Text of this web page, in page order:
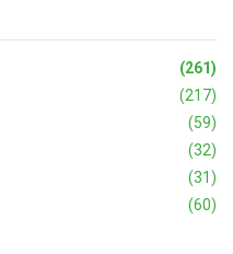
(261)
(217)
(59)
(32)
(31)
(60)